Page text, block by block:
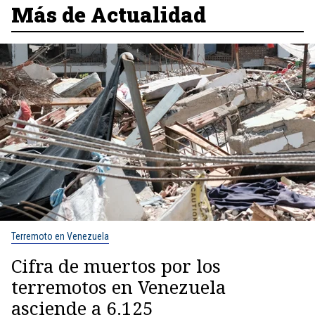
Más de Actualidad
Terremoto en Venezuela
Cifra de muertos por los
terremotos en Venezuela
asciende a 6.125